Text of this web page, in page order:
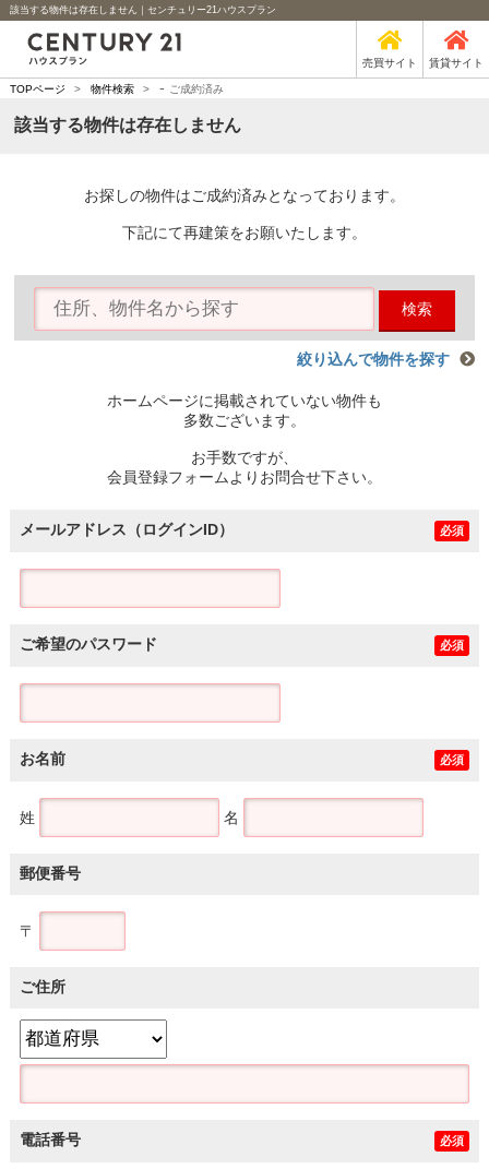
該当する物件は存在しません｜センチュリー21ハウスプラン
売買サイト 賃貸サイト
TOPページ > 物件検索 > - ご成約済み
該当する物件は存在しません
お探しの物件はご成約済みとなっております。
下記にて再建策をお願いたします。
検索
絞り込んで物件を探す
ホームページに掲載されていない物件も
多数ございます。
お手数ですが、
会員登録フォームよりお問合せ下さい。
メールアドレス（ログインID） 必須
ご希望のパスワード 必須
お名前 必須
姓 名
郵便番号
〒
ご住所
電話番号 必須